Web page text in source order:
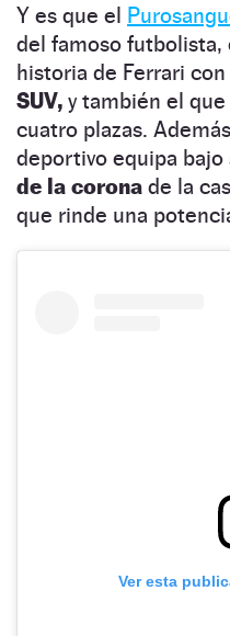
Y es que el
del famoso futbolista,
historia de Ferrari
SUV, y también el
cuatro plazas.
deportivo equipa
de la corona de la
que rinde una
Ver esta